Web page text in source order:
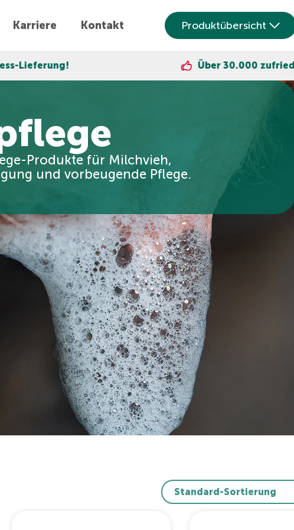
Karriere Kontakt Produktübersicht
Über 30.000 zufriedene Kunden
Produkte für Milchvieh,
und vorbeugende Pflege.